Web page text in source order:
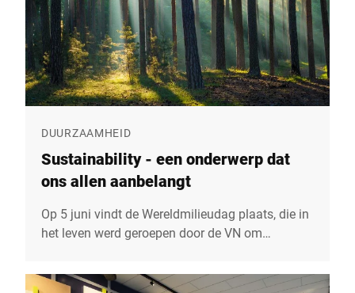
DUURZAAMHEID
Sustainability - een onderwerp dat
ons allen aanbelangt
Op 5 juni vindt de Wereldmilieudag plaats, die in
het leven werd geroepen door de VN om
het milieu te beschermen. Bizerba is zich ook
bewust van haar verantwoordelijkheid tegenover